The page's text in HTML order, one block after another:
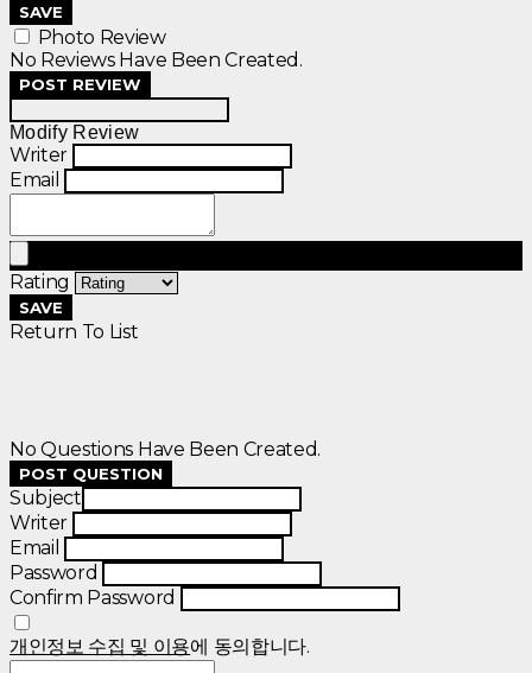
SAVE
Photo Review
No Reviews Have Been Created.
POST REVIEW
Modify Review
Writer
Email
Rating
SAVE
Return To List
No Questions Have Been Created.
POST QUESTION
Subject
Writer
Email
Password
Confirm Password
개인정보 수집 및 이용에 동의합니다.